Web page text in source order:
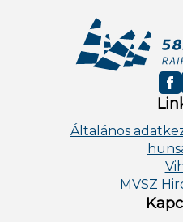
Általános
MVSZ